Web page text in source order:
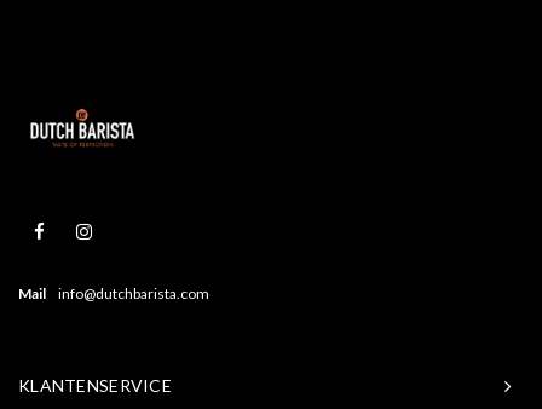
Mail info@dutchbarista.com
KLANTENSERVICE